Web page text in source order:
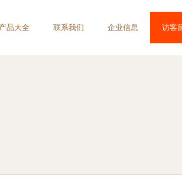
产品大全 联系我们 企业信息 访客